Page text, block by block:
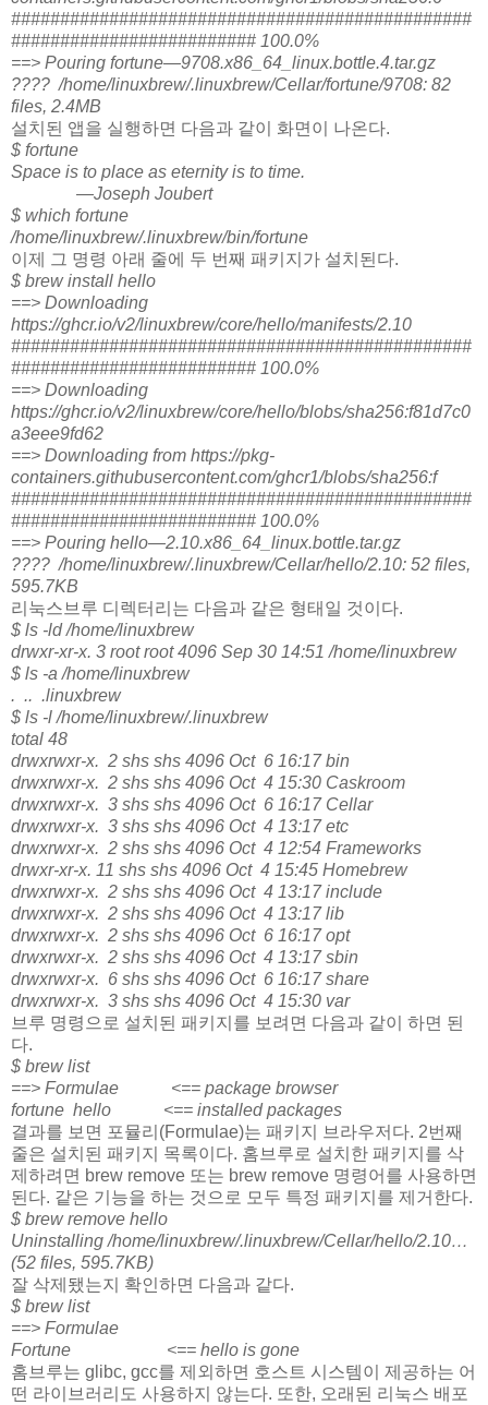
###############################################
######################### 100.0%
==> Pouring fortune—9708.x86_64_linux.bottle.4.tar.gz
???? /home/linuxbrew/.linuxbrew/Cellar/fortune/9708: 82
files, 2.4MB
설치된 앱을 실행하면 다음과 같이 화면이 나온다.
$ fortune
Space is to place as eternity is to time.
—Joseph Joubert
$ which fortune
/home/linuxbrew/.linuxbrew/bin/fortune
이제 그 명령 아래 줄에 두 번째 패키지가 설치된다.
$ brew install hello
==> Downloading
https://ghcr.io/v2/linuxbrew/core/hello/manifests/2.10
###############################################
######################### 100.0%
==> Downloading
https://ghcr.io/v2/linuxbrew/core/hello/blobs/sha256:f81d7c0
a3eee9fd62
==> Downloading from https://pkg-
containers.githubusercontent.com/ghcr1/blobs/sha256:f
###############################################
######################### 100.0%
==> Pouring hello—2.10.x86_64_linux.bottle.tar.gz
???? /home/linuxbrew/.linuxbrew/Cellar/hello/2.10: 52 files,
595.7KB
리눅스브루 디렉터리는 다음과 같은 형태일 것이다.
$ ls -ld /home/linuxbrew
drwxr-xr-x. 3 root root 4096 Sep 30 14:51 /home/linuxbrew
$ ls -a /home/linuxbrew
. .. .linuxbrew
$ ls -l /home/linuxbrew/.linuxbrew
total 48
drwxrwxr-x. 2 shs shs 4096 Oct 6 16:17 bin
drwxrwxr-x. 2 shs shs 4096 Oct 4 15:30 Caskroom
drwxrwxr-x. 3 shs shs 4096 Oct 6 16:17 Cellar
drwxrwxr-x. 3 shs shs 4096 Oct 4 13:17 etc
drwxrwxr-x. 2 shs shs 4096 Oct 4 12:54 Frameworks
drwxr-xr-x. 11 shs shs 4096 Oct 4 15:45 Homebrew
drwxrwxr-x. 2 shs shs 4096 Oct 4 13:17 include
drwxrwxr-x. 2 shs shs 4096 Oct 4 13:17 lib
drwxrwxr-x. 2 shs shs 4096 Oct 6 16:17 opt
drwxrwxr-x. 2 shs shs 4096 Oct 4 13:17 sbin
drwxrwxr-x. 6 shs shs 4096 Oct 6 16:17 share
drwxrwxr-x. 3 shs shs 4096 Oct 4 15:30 var
브루 명령으로 설치된 패키지를 보려면 다음과 같이 하면 된
다.
$ brew list
==> Formulae <== package browser
fortune hello <== installed packages
결과를 보면 포뮬리(Formulae)는 패키지 브라우저다. 2번째
줄은 설치된 패키지 목록이다. 홈브루로 설치한 패키지를 삭
제하려면 brew remove 또는 brew remove 명령어를 사용하면
된다. 같은 기능을 하는 것으로 모두 특정 패키지를 제거한다.
$ brew remove hello
Uninstalling /home/linuxbrew/.linuxbrew/Cellar/hello/2.10…
(52 files, 595.7KB)
잘 삭제됐는지 확인하면 다음과 같다.
$ brew list
==> Formulae
Fortune <== hello is gone
홈브루는 glibc, gcc를 제외하면 호스트 시스템이 제공하는 어
떤 라이브러리도 사용하지 않는다. 또한, 오래된 리눅스 배포